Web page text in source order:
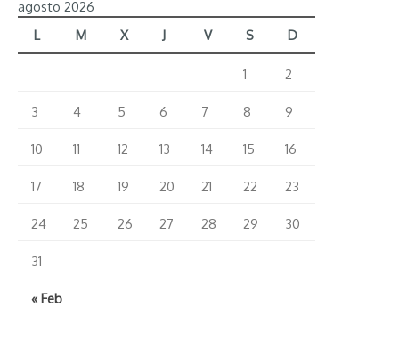
agosto 2026
L
M X J V S D
« Feb
1 2
3 4 5 6 7 8 9
10 11 12 13 14 15 16
17 18 19 20 21 22 23
24 25 26 27 28 29 30
31